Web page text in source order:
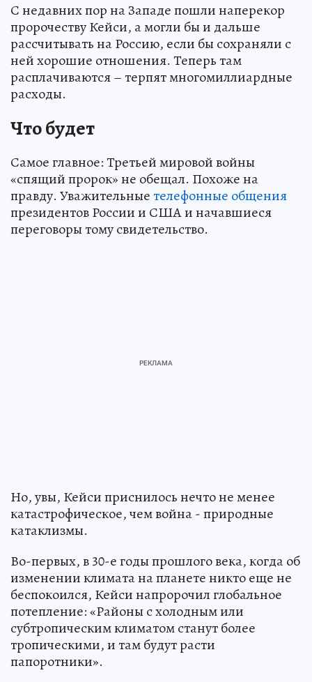
С недавних пор на Западе пошли наперекор
пророчеству Кейси, а могли бы и дальше
рассчитывать на Россию, если бы сохраняли с
ней хорошие отношения. Теперь там
расплачиваются – терпят многомиллиардные
расходы.
Что будет
Самое главное: Третьей мировой войны
«спящий пророк» не обещал. Похоже на
правду. Уважительныетелефонные общения
президентов России и США и начавшиеся
переговоры тому свидетельство.
Но, увы, Кейси приснилось нечто не менее
катастрофическое, чем война - природные
катаклизмы.
Во-первых, в 30-е годы прошлого века, когда об
изменении климата на планете никто еще не
беспокоился, Кейси напророчил глобальное
потепление: «Районы с холодным или
субтропическим климатом станут более
тропическими, и там будут расти
папоротники».